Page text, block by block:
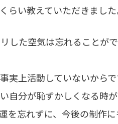
らい教えていただきました
した空気は忘れることがで
実上活動していないから
自分が恥ずかしくなる時が
を忘れずに、今後の制作